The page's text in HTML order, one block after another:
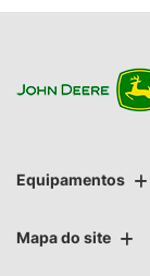
Equipamentos
Mapa do site